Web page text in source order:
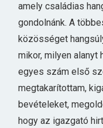
amely családias
gondolnánk. A
közösséget
mikor, milyen alanyt
egyes szám első
megtakarítottam,
bevételeket,
hogy az igazgató